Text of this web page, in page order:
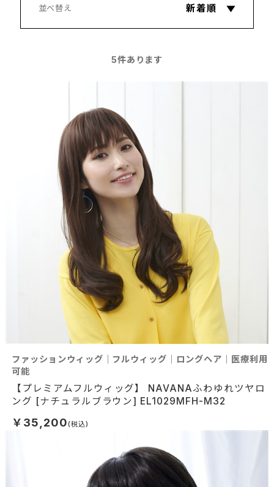
5件あります
【プレミアムフルウィッグ】 NAVANAふわゆれツヤロ
ング [ナチュラルブラウン] EL1029MFH-M32
ファッションウィッグ｜フルウィッグ｜ロングヘア｜医療利用
可能
￥35,200